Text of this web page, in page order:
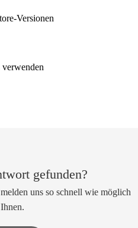
Versionen
gefunden?
uns so schnell wie möglich